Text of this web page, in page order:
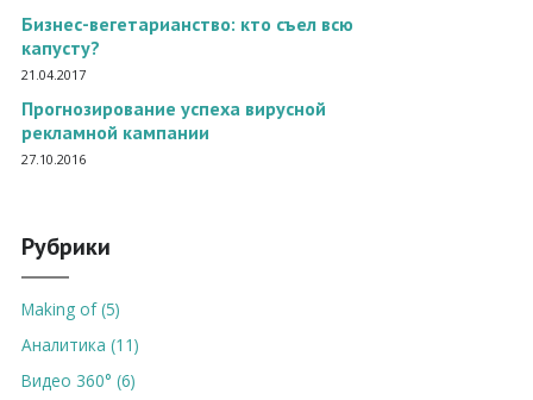
Бизнес-вегетарианство: кто съел всю
капусту?
21.04.2017
Прогнозирование успеха вирусной
рекламной кампании
27.10.2016
Рубрики
Making of (5)
Аналитика (11)
Видео 360° (6)